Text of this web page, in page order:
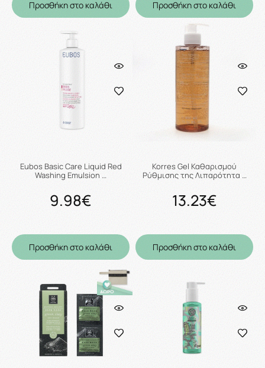
Προσθήκη στο καλάθι Προσθήκη στο καλάθι
Eubos Basic Care Liquid Red
Washing Emulsion …
9.98€
Προσθήκη στο καλάθι
Korres Gel Καθαρισμού
Ρύθμισης της Λιπαρότητα …
13.23€
Προσθήκη στο καλάθι